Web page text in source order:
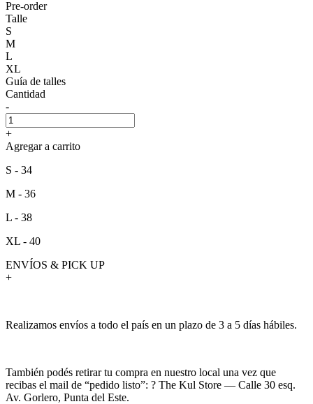
Pre-order
Talle
S
M
L
XL
Guía de talles
Cantidad
-
+
Agregar a carrito
S - 34
M - 36
L - 38
XL - 40
ENVÍOS & PICK UP
+
Realizamos envíos a todo el país en un plazo de 3 a 5 días hábiles.
También podés retirar tu compra en nuestro local una vez que
recibas el mail de “pedido listo”: ? The Kul Store — Calle 30 esq.
Av. Gorlero, Punta del Este.